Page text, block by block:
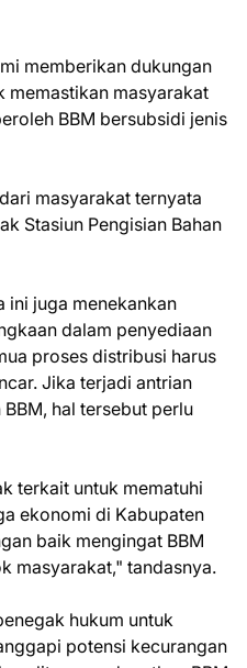
memberikan dukungan
memastikan masyarakat
BBM bersubsidi jenis
masyarakat ternyata
Stasiun Pengisian Bahan
ini juga menekankan
dalam penyediaan
proses distribusi harus
Jika terjadi antrian
hal tersebut perlu
terkait untuk mematuhi
ekonomi di Kabupaten
baik mengingat BBM
masyarakat," tandasnya.
hukum untuk
potensi kecurangan